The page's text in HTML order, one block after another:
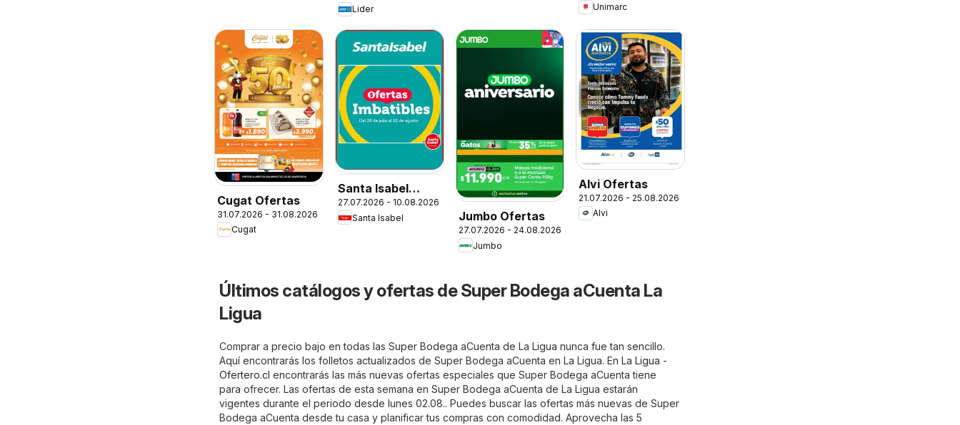
Lider
Unimarc
Cugat Ofertas
31.07.2026 - 31.08.2026
Cugat
Santa Isabel
Ofertas
27.07.2026 - 10.08.2026
Santa Isabel
Jumbo Ofertas
27.07.2026 - 24.08.2026
Jumbo
Alvi Ofertas
21.07.2026 - 25.08.2026
Alvi
Últimos catálogos y ofertas de Super Bodega aCuenta La
Ligua
Comprar a precio bajo en todas las Super Bodega aCuenta de La Ligua nunca fue tan sencillo.
Aquí encontrarás los folletos actualizados de Super Bodega aCuenta en La Ligua. En La Ligua -
Ofertero.cl encontrarás las más nuevas ofertas especiales que Super Bodega aCuenta tiene
para ofrecer. Las ofertas de esta semana en Super Bodega aCuenta de La Ligua estarán
vigentes durante el periodo desde lunes 02.08.. Puedes buscar las ofertas más nuevas de Super
Bodega aCuenta desde tu casa y planificar tus compras con comodidad. Aprovecha las 5